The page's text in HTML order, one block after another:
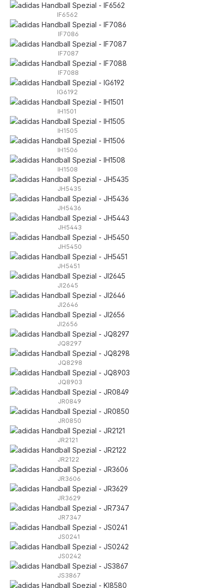
IF6562
IF7086
IF7087
IF7088
IG6192
IH1501
IH1505
IH1506
IH1508
JH5435
JH5436
JH5443
JH5450
JH5451
JI2645
JI2646
JI2656
JQ8297
JQ8298
JQ8903
JR0849
JR0850
JR2121
JR2122
JR3606
JR3629
JR7347
JS0241
JS0242
JS3867